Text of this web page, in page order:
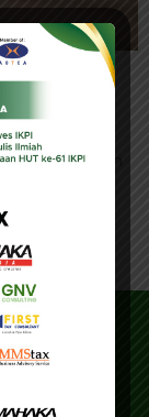
Pajak
masih
pemerintah
pajak